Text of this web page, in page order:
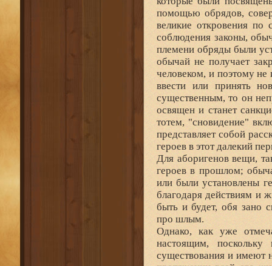
помощью обрядов,
великие откровения
соблюдения законы,
племени обряды были
обычай не получает
человеком, и поэтому
ввести или принять
существенным, то он
освящен и станет
тотем, "сновидение"
представляет собой
героев в этот далекий
Для аборигенов вещи,
героев в прошлом;
или были установлены
благодаря действиям и
быть и будет, обя зано
про шлым.
Однако, как уже
настоящим,
существования и имеют